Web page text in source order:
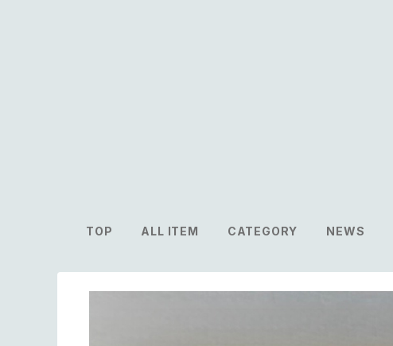
TOP ALL ITEM CATEGORY NEWS